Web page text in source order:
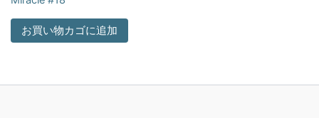
お買い物カゴに追加